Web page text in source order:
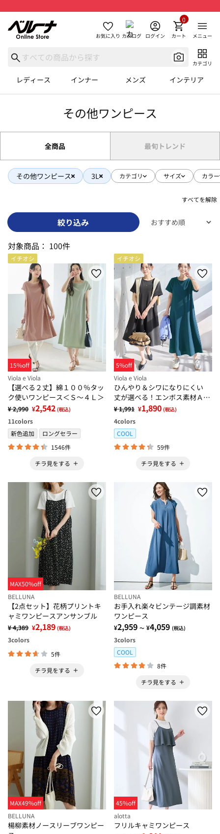
お気に入り カタログ ログイン カート
0
メニュー
カテゴリ
レディース インナー メンズ インテリア
その他ワンピース
全商品 最旬トレンド
その他ワンピース 3L カテゴリ サイズ カラー
すべてを解除
絞り込み
対象商品： 100件
イチオシ
15%off
Viola e Viola
【選べる２丈】綿１００％タッ
ク使いワンピース＜Ｓ～４Ｌ＞
¥ 2,990 ¥2,542 (税込)
11colors
新色追加
ロングセラー
1546件
チラ見をする
イチオシ
5%off
Viola e Viola
ひんやり＆シワになりにくい
丈が選べる！エンボス素材Ａラ
インワンピース
¥ 1,991 ¥1,890 (税込)
4colors
COOL
59件
チラ見をする
MAX50%off
BELLUNA
【2点セット】花柄プリントキ
ャミワンピースアンサンブル
¥ 4,389 ¥2,189 (税込)
3colors
5件
チラ見をする
BELLUNA
お手入れ楽々ビンテージ調素材
ワンピース
¥2,959 ～ ¥4,059 (税込)
3colors
COOL
8件
チラ見をする
MAX49%off
BELLUNA
楊柳素材ノースリーブワンピー
45%off
alotta
フリルキャミワンピース